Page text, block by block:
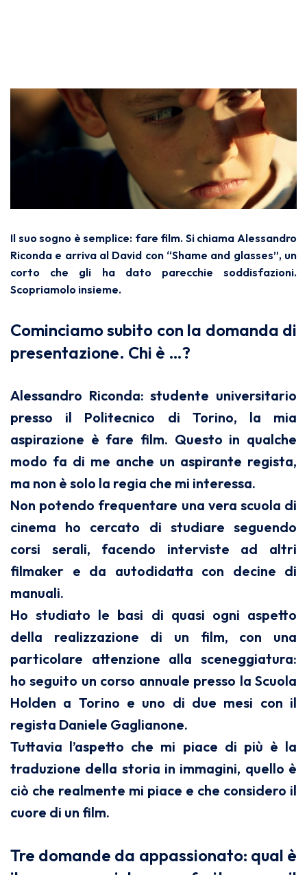
Il suo sogno è semplice: fare film. Si chiama Alessandro
Riconda e arriva al David con “Shame and glasses”, un
corto che gli ha dato parecchie soddisfazioni.
Scopriamolo insieme.
Cominciamo subito con la domanda di
presentazione. Chi è …?
Alessandro Riconda: studente universitario
presso il Politecnico di Torino, la mia
aspirazione è fare film. Questo in qualche
modo fa di me anche un aspirante regista,
ma non è solo la regia che mi interessa.
Non potendo frequentare una vera scuola di
cinema ho cercato di studiare seguendo
corsi serali, facendo interviste ad altri
filmaker e da autodidatta con decine di
manuali.
Ho studiato le basi di quasi ogni aspetto
della realizzazione di un film, con una
particolare attenzione alla sceneggiatura:
ho seguito un corso annuale presso la Scuola
Holden a Torino e uno di due mesi con il
regista Daniele Gaglianone.
Tuttavia l’aspetto che mi piace di più è la
traduzione della storia in immagini, quello è
ciò che realmente mi piace e che considero il
cuore di un film.
Tre domande da appassionato: qual è